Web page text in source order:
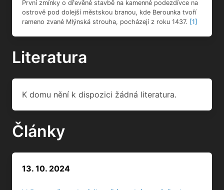
K domu nění k dispozici žádná literatura.
Články
13. 10. 2024
V Berouně zachvátil požár pekárnu. Střecha se
zřítila, několik hasičů se zranilo
Externí galerie